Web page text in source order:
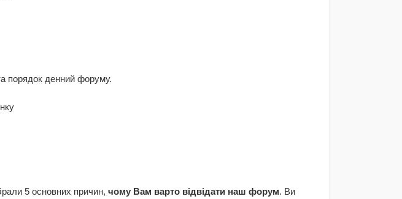
порядок денний форуму.
5 основних причин,чому Вам варто відвідати наш форум. Ви